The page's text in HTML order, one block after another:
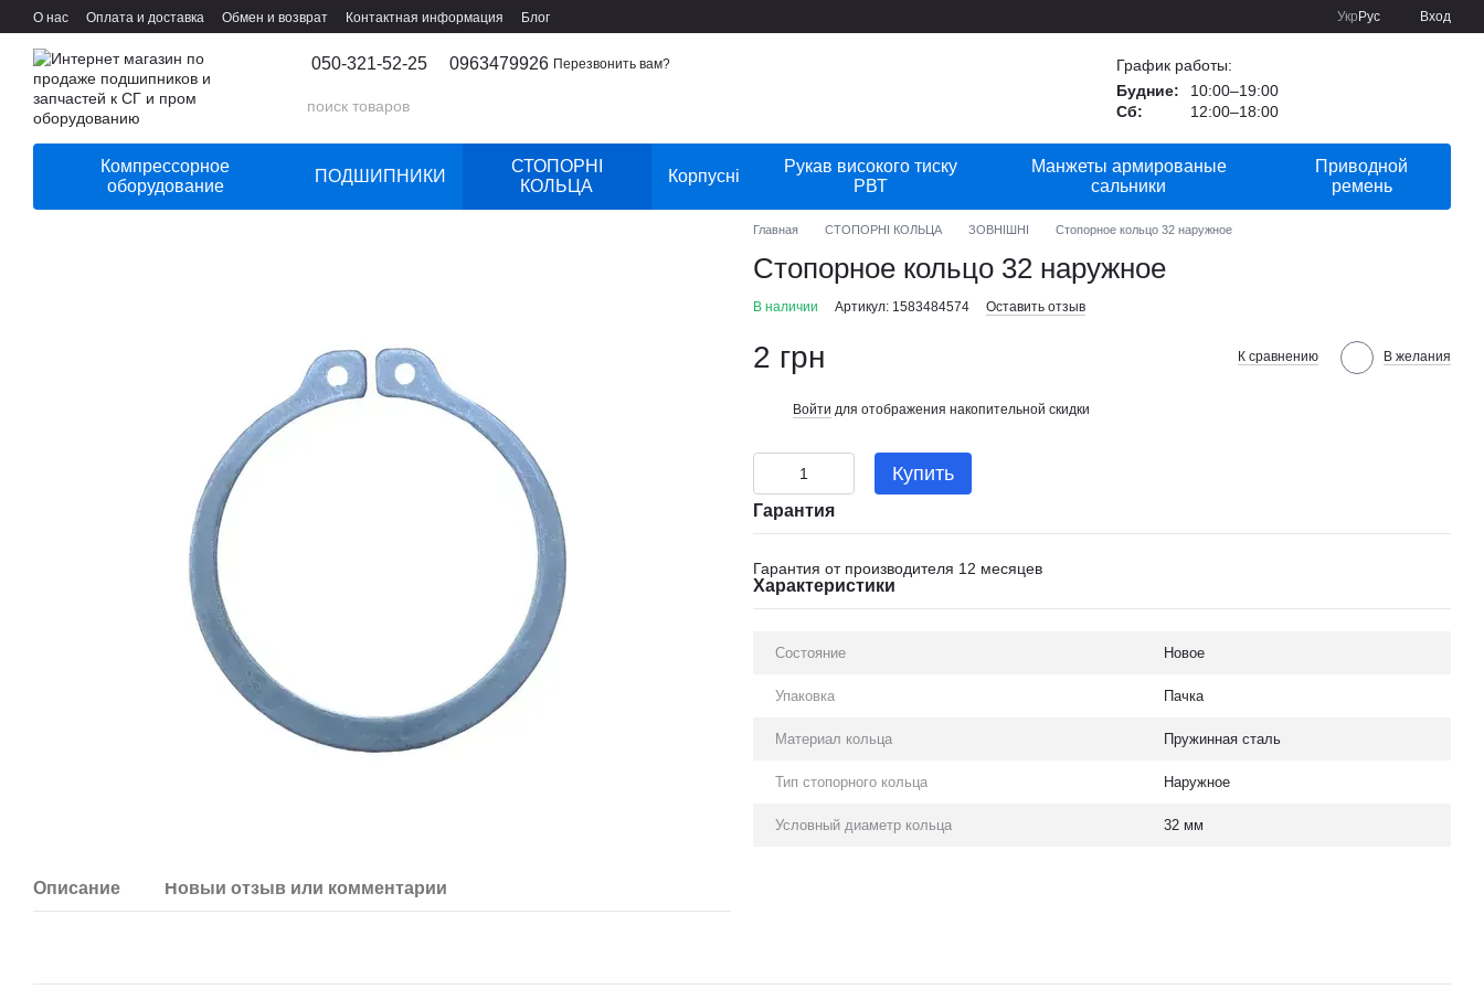
Перейти к основному контенту
О нас Оплата и доставка Обмен и возврат Контактная информация Блог Укр Рус Вход
050-321-52-25 0963479926 Перезвонить вам?
График работы:
Будние:
10:00–19:00
Сб:
12:00–18:00
Компрессорное
оборудование
ПОДШИПНИКИ
СТОПОРНІ
КОЛЬЦА
Корпусні
Рукав високого тиску
РВТ
Манжеты армированые
сальники
Приводной
ремень
Описание Новый отзыв или комментарий
Главная СТОПОРНІ КОЛЬЦА ЗОВНІШНІ Стопорное кольцо 32 наружное
Стопорное кольцо 32 наружное
В наличии Артикул: 1583484574 Оставить отзыв
2 грн К сравнению В желания
Войти для отображения накопительной скидки
Купить
Гарантия
Гарантия от производителя 12 месяцев
Характеристики
Состояние Новое
Упаковка Пачка
Материал кольца Пружинная сталь
Тип стопорного кольца Наружное
Условный диаметр кольца 32 мм